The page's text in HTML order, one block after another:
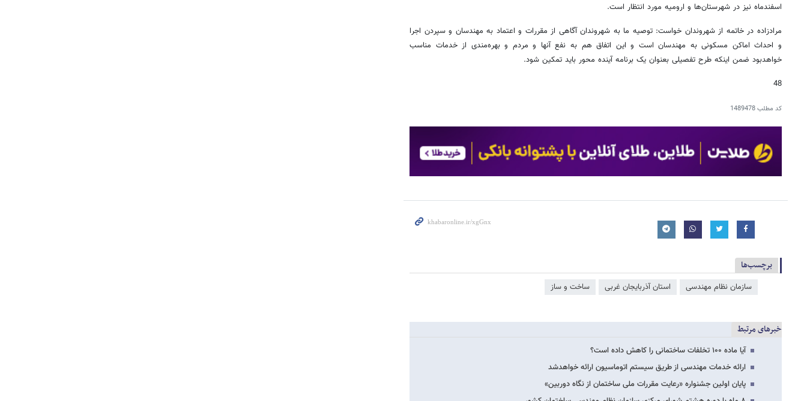
اسفندماه نیز در شهرستان‌ها و ارومیه مورد انتظار است.
مرادزاده در خاتمه از شهروندان خواست: توصیه ما به شهروندان آگاهی از مقررات و اعتماد به مهندسان و سپردن اجرا
و احداث اماکن مسکونی به مهندسان است و این اتفاق هم به نفع آنها و مردم و بهره‌مندی از خدمات مناسب
خواهدبود ضمن اینکه طرح تفصیلی بعنوان یک برنامه آینده محور باید تمکین شود.
48
کد مطلب1489478
برچسب‌ها
سازمان نظام مهندسی استان آذربایجان غربی ساخت و ساز
خبرهای مرتبط
آیا ماده ۱۰۰ تخلفات ساختمانی را کاهش داده است؟
ارائه خدمات مهندسی از طریق سیستم اتوماسیون ارائه خواهدشد
پایان اولین جشنواره «رعایت مقررات ملی ساختمان از نگاه دوربین»